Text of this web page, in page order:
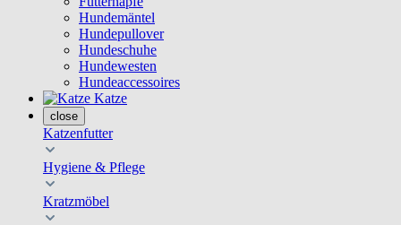
Hundemäntel
Hundepullover
Hundeschuhe
Hundewesten
Hundeaccessoires
Katze
close
Katzenfutter
Hygiene & Pflege
Kratzmöbel